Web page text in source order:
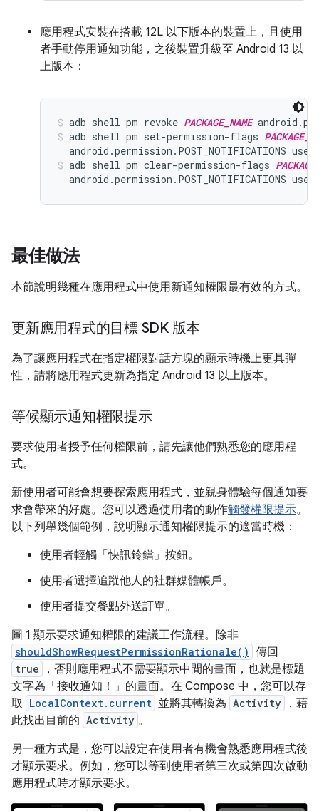
應用程式安裝在搭載 12L 以下版本的裝置上，且使用
者手動停用通知功能，之後裝置升級至 Android 13 以
上版本：
adb shell pm revoke PACKAGE_NAME
adb shell pm set-permission-flags
android.permission.POST_NOTIFICATIONS
adb shell pm clear-permission-flags
android.permission.POST_NOTIFICATIONS
最佳做法
本節說明幾種在應用程式中使用新通知權限最有效的方式。
更新應用程式的目標 SDK 版本
為了讓應用程式在指定權限對話方塊的顯示時機上更具彈
性，請將應用程式更新為指定 Android 13 以上版本。
等候顯示通知權限提示
要求使用者授予任何權限前，請先讓他們熟悉您的應用程
式。
新使用者可能會想要探索應用程式，並親身體驗每個通知要
求會帶來的好處。您可以透過使用者的動作觸發權限提示。
以下列舉幾個範例，說明顯示通知權限提示的適當時機：
使用者輕觸「快訊鈴鐺」按鈕。
使用者選擇追蹤他人的社群媒體帳戶。
使用者提交餐點外送訂單。
圖 1 顯示要求通知權限的建議工作流程。除非
shouldShowRequestPermissionRationale() 傳回
true
，否則應用程式不需要顯示中間的畫面，也就是標題
文字為「接收通知！」的畫面。在 Compose 中，您可以存
取 LocalContext.current 並將其轉換為 Activity
，藉
此找出目前的 Activity 。
另一種方式是，您可以設定在使用者有機會熟悉應用程式後
才顯示要求。例如，您可以等到使用者第三次或第四次啟動
應用程式時才顯示要求。